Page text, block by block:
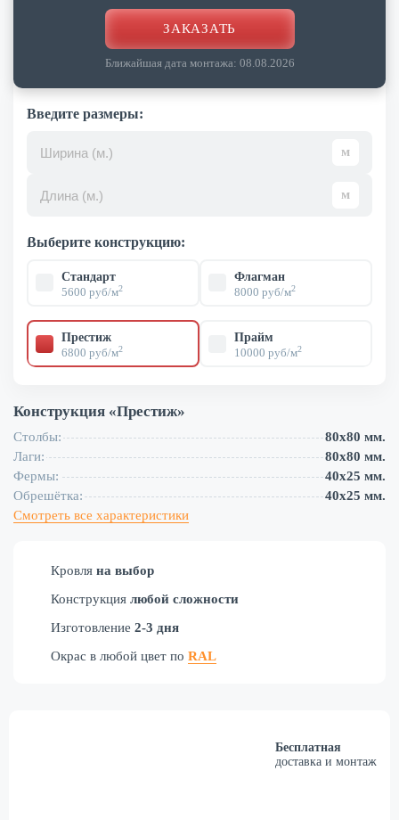
ЗАКАЗАТЬ
Ближайшая дата монтажа: 08.08.2026
Введите размеры:
Выберите конструкцию:
Стандарт
5600 руб/м2
Престиж
6800 руб/м2
Флагман
8000 руб/м2
Прайм
10000 руб/м2
Конструкция «Престиж»
Столбы:
80х80 мм.
Лаги:
80х80 мм.
Фермы:
40х25 мм.
Обрешётка:
40х25 мм.
Смотреть все характеристики
Кровля на выбор
Конструкция любой сложности
Изготовление 2-3 дня
Окрас в любой цвет по RAL
Бесплатная
доставка и монтаж